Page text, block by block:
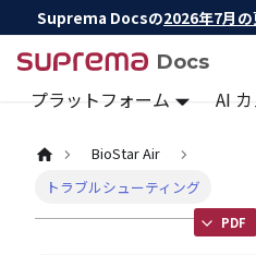
Suprema Docsの2026年7月
Docs
プラットフォーム AI
BioStar Air
トラブルシューティング
PDF